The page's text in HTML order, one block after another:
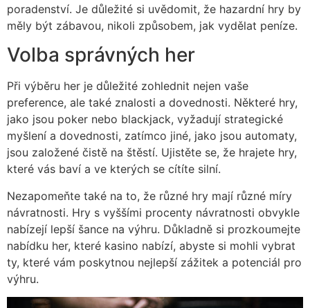
poradenství. Je důležité si uvědomit, že hazardní hry by
měly být zábavou, nikoli způsobem, jak vydělat peníze.
Volba správných her
Při výběru her je důležité zohlednit nejen vaše
preference, ale také znalosti a dovednosti. Některé hry,
jako jsou poker nebo blackjack, vyžadují strategické
myšlení a dovednosti, zatímco jiné, jako jsou automaty,
jsou založené čistě na štěstí. Ujistěte se, že hrajete hry,
které vás baví a ve kterých se cítíte silní.
Nezapomeňte také na to, že různé hry mají různé míry
návratnosti. Hry s vyššími procenty návratnosti obvykle
nabízejí lepší šance na výhru. Důkladně si prozkoumejte
nabídku her, které kasino nabízí, abyste si mohli vybrat
ty, které vám poskytnou nejlepší zážitek a potenciál pro
výhru.